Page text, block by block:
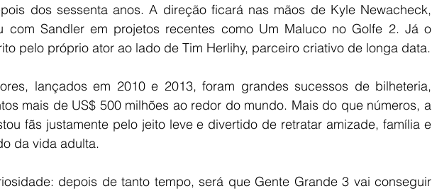
dos sessenta anos. A direção ficará nas mãos de Kyle Newacheck,
com Sandler em projetos recentes como Um Maluco no Golfe 2. Já o
pelo próprio ator ao lado de Tim Herlihy, parceiro criativo de longa data.
lançados em 2010 e 2013, foram grandes sucessos de bilheteria,
mais de US$ 500 milhões ao redor do mundo. Mais do que números, a
fãs justamente pelo jeito leve e divertido de retratar amizade, família e
da vida adulta.
depois de tanto tempo, será que Gente Grande 3 vai conseguir